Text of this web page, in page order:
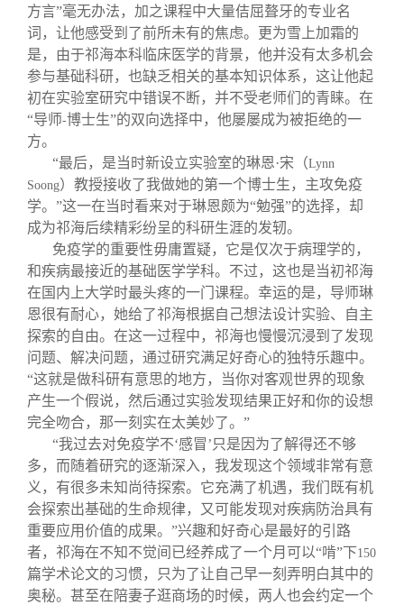
方言”毫无办法，加之课程中大量佶屈聱牙的专业名
词，让他感受到了前所未有的焦虑。更为雪上加霜的
是，由于祁海本科临床医学的背景，他并没有太多机会
参与基础科研，也缺乏相关的基本知识体系，这让他起
初在实验室研究中错误不断，并不受老师们的青睐。在
“导师-博士生”的双向选择中，他屡屡成为被拒绝的一
方。
“最后，是当时新设立实验室的琳恩·宋（Lynn
Soong）教授接收了我做她的第一个博士生，主攻免疫
学。”这一在当时看来对于琳恩颇为“勉强”的选择，却
成为祁海后续精彩纷呈的科研生涯的发轫。
免疫学的重要性毋庸置疑，它是仅次于病理学的，
和疾病最接近的基础医学学科。不过，这也是当初祁海
在国内上大学时最头疼的一门课程。幸运的是，导师琳
恩很有耐心，她给了祁海根据自己想法设计实验、自主
探索的自由。在这一过程中，祁海也慢慢沉浸到了发现
问题、解决问题，通过研究满足好奇心的独特乐趣中。
“这就是做科研有意思的地方，当你对客观世界的现象
产生一个假说，然后通过实验发现结果正好和你的设想
完全吻合，那一刻实在太美妙了。”
“我过去对免疫学不‘感冒’只是因为了解得还不够
多，而随着研究的逐渐深入，我发现这个领域非常有意
义，有很多未知尚待探索。它充满了机遇，我们既有机
会探索出基础的生命规律，又可能发现对疾病防治具有
重要应用价值的成果。”兴趣和好奇心是最好的引路
者，祁海在不知不觉间已经养成了一个月可以“啃”下150
篇学术论文的习惯，只为了让自己早一刻弄明白其中的
奥秘。甚至在陪妻子逛商场的时候，两人也会约定一个